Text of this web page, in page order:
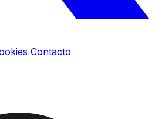
Contacto